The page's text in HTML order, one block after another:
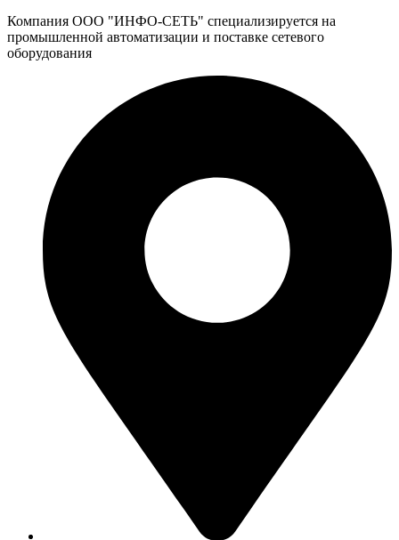
Компания ООО "ИНФО-СЕТЬ" специализируется на
промышленной автоматизации и поставке сетевого
оборудования